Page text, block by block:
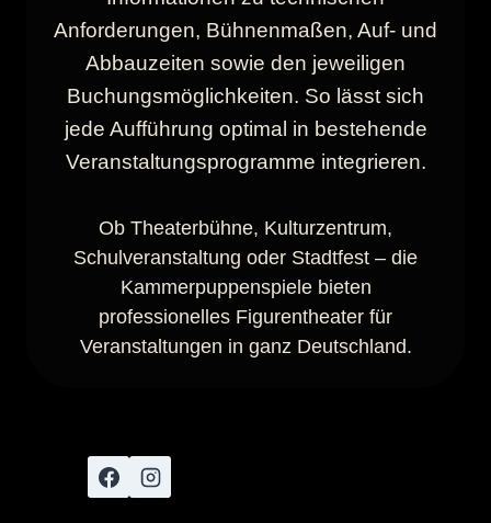
Anforderungen, Bühnenmaßen, Auf- und
Abbauzeiten sowie den jeweiligen
Buchungsmöglichkeiten. So lässt sich
jede Aufführung optimal in bestehende
Veranstaltungsprogramme integrieren.
Ob Theaterbühne, Kulturzentrum,
Schulveranstaltung oder Stadtfest – die
Kammerpuppenspiele bieten
professionelles Figurentheater für
Veranstaltungen in ganz Deutschland.